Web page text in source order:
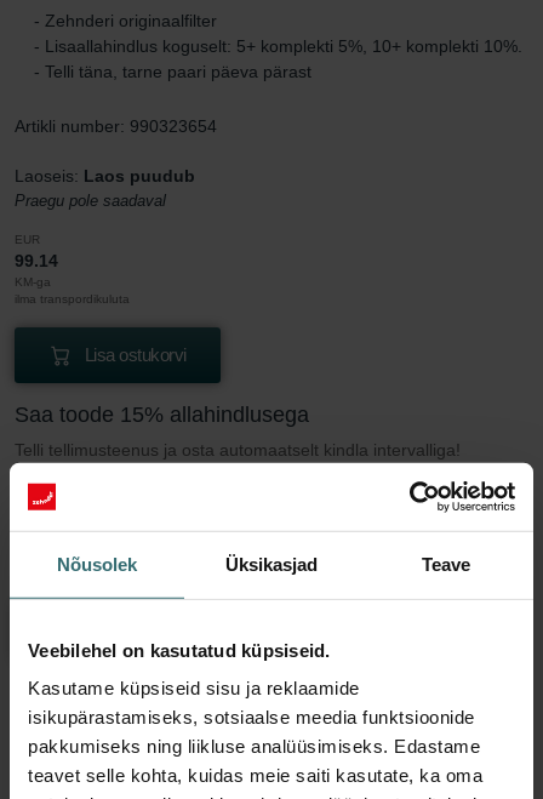
Nõusolek Üksikasjad Teave
Veebilehel on kasutatud küpsiseid.
Kasutame küpsiseid sisu ja reklaamide
isikupärastamiseks, sotsiaalse meedia funktsioonide
pakkumiseks ning liikluse analüüsimiseks. Edastame
teavet selle kohta, kuidas meie saiti kasutate, ka oma
- Zehnderi originaalfilter
- Lisaallahindlus koguselt: 5+ komplekti 5%, 10+ komplekti 10%.
- Telli täna, tarne paari päeva pärast
Artikli number: 990323654
Laoseis: Laos puudub
Praegu pole saadaval
EUR
99.14
KM-ga
ilma transpordikuluta
Lisa ostukorvi
Saa toode 15% allahindlusega
Telli tellimusteenus ja osta automaatselt kindla intervalliga!
84.27 99.14
ilma transpordikuluta
Rohkem infot meie Filtrikomplekt 2x ePM1
90% (F9) kohta